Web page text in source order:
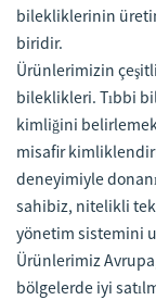
bilekliklerinin
biridir.
Ürünlerimizin
bileklikleri. Tıbbi
kimliğini
misafir
deneyimiyle
sahibiz, nitelikli
yönetim sistemini
Ürünlerimiz
bölgelerde iyi